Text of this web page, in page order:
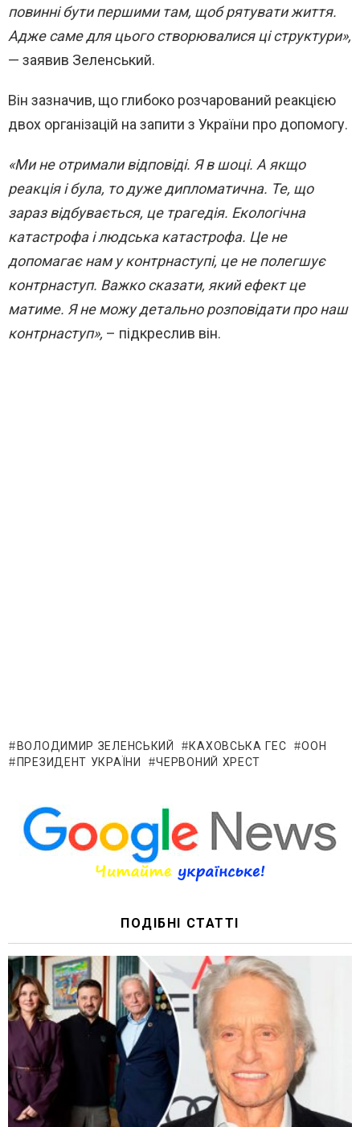
повинні бути першими там, щоб рятувати життя.
Адже саме для цього створювалися ці структури»,
— заявив Зеленський.
Він зазначив, що глибоко розчарований реакцією
двох організацій на запити з України про допомогу.
«Ми не отримали відповіді. Я в шоці. А якщо
реакція і була, то дуже дипломатична. Те, що
зараз відбувається, це трагедія. Екологічна
катастрофа і людська катастрофа. Це не
допомагає нам у контрнаступі, це не полегшує
контрнаступ. Важко сказати, який ефект це
матиме. Я не можу детально розповідати про наш
контрнаступ», – підкреслив він.
ВОЛОДИМИР ЗЕЛЕНСЬКИЙ КАХОВСЬКА ГЕС
ООН
ПРЕЗИДЕНТ УКРАЇНИ
ЧЕРВОНИЙ ХРЕСТ
ПОДІБНІ СТАТТІ